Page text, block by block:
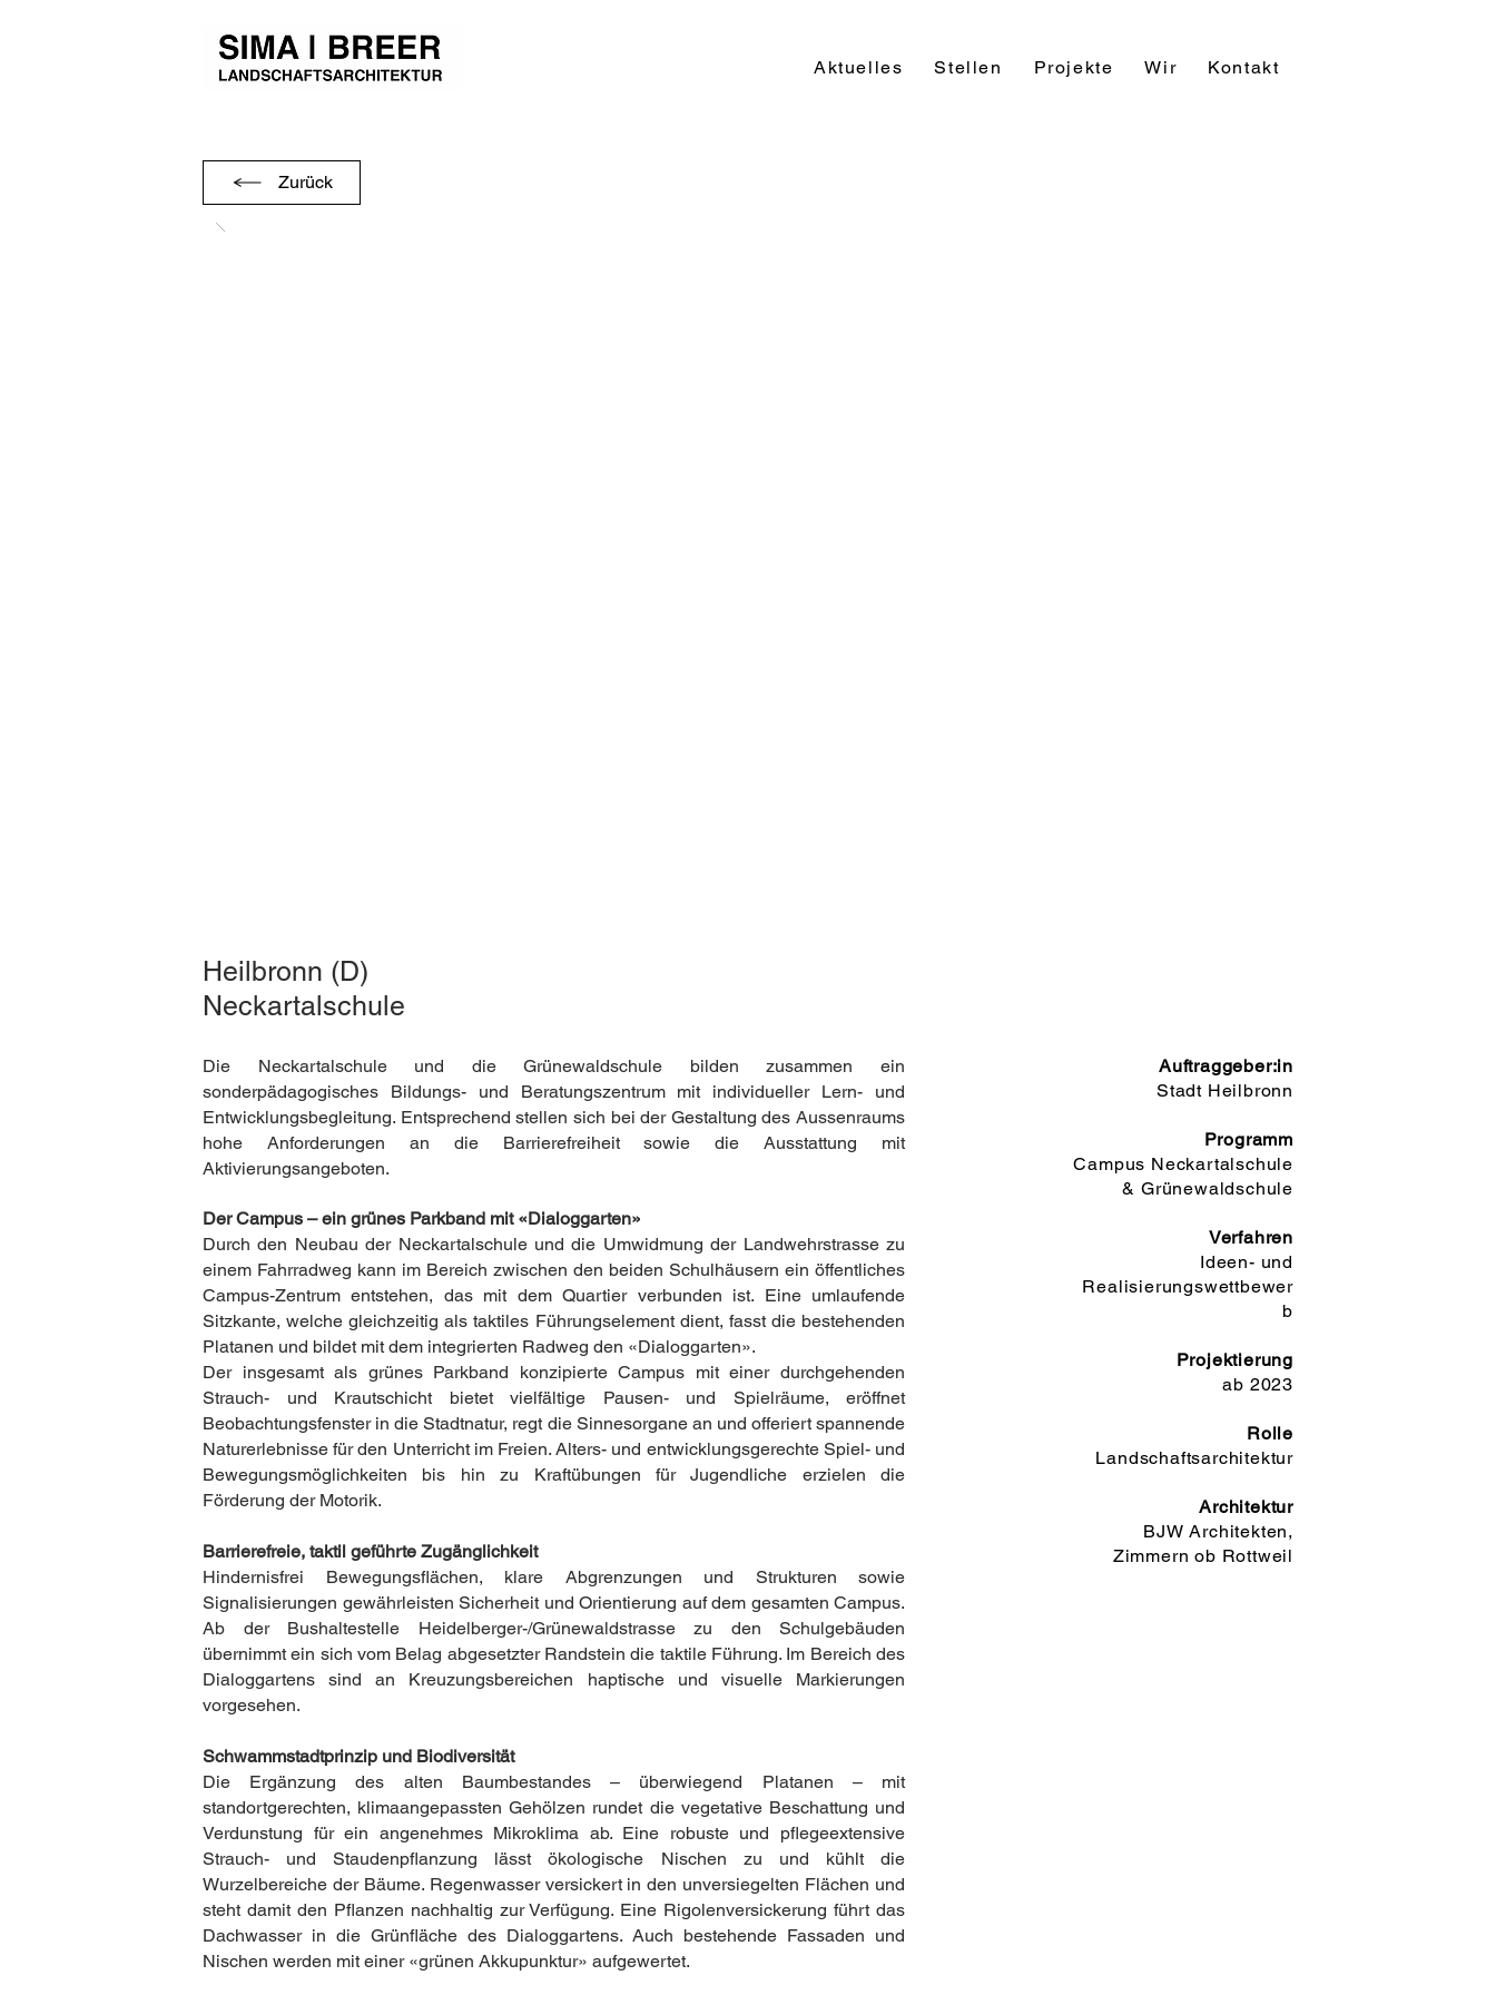
Aktuelles Stellen Projekte Wir Kontakt
Zurück
Heilbronn (D)
Neckartalschule
Die Neckartalschule und die Grünewaldschule bilden zusammen ein
sonderpädagogisches Bildungs- und Beratungszentrum mit individueller Lern- und
Entwicklungsbegleitung. Entsprechend stellen sich bei der Gestaltung des Aussenraums
hohe Anforderungen an die Barrierefreiheit sowie die Ausstattung mit
Aktivierungsangeboten.
Der Campus – ein grünes Parkband mit «Dialoggarten»
Durch den Neubau der Neckartalschule und die Umwidmung der Landwehrstrasse zu
einem Fahrradweg kann im Bereich zwischen den beiden Schulhäusern ein öffentliches
Campus-Zentrum entstehen, das mit dem Quartier verbunden ist. Eine umlaufende
Sitzkante, welche gleichzeitig als taktiles Führungselement dient, fasst die bestehenden
Platanen und bildet mit dem integrierten Radweg den «Dialoggarten».
Der insgesamt als grünes Parkband konzipierte Campus mit einer durchgehenden
Strauch- und Krautschicht bietet vielfältige Pausen- und Spielräume, eröffnet
Beobachtungsfenster in die Stadtnatur, regt die Sinnesorgane an und offeriert spannende
Naturerlebnisse für den Unterricht im Freien. Alters- und entwicklungsgerechte Spiel- und
Bewegungsmöglichkeiten bis hin zu Kraftübungen für Jugendliche erzielen die
Förderung der Motorik.
Barrierefreie, taktil geführte Zugänglichkeit
Hindernisfrei Bewegungsflächen, klare Abgrenzungen und Strukturen sowie
Signalisierungen gewährleisten Sicherheit und Orientierung auf dem gesamten Campus.
Ab der Bushaltestelle Heidelberger-/Grünewaldstrasse zu den Schulgebäuden
übernimmt ein sich vom Belag abgesetzter Randstein die taktile Führung. Im Bereich des
Dialoggartens sind an Kreuzungsbereichen haptische und visuelle Markierungen
vorgesehen.
Schwammstadtprinzip und Biodiversität
Die Ergänzung des alten Baumbestandes – überwiegend Platanen – mit
standortgerechten, klimaangepassten Gehölzen rundet die vegetative Beschattung und
Verdunstung für ein angenehmes Mikroklima ab. Eine robuste und pflegeextensive
Strauch- und Staudenpflanzung lässt ökologische Nischen zu und kühlt die
Wurzelbereiche der Bäume. Regenwasser versickert in den unversiegelten Flächen und
steht damit den Pflanzen nachhaltig zur Verfügung. Eine Rigolenversickerung führt das
Dachwasser in die Grünfläche des Dialoggartens. Auch bestehende Fassaden und
Nischen werden mit einer «grünen Akkupunktur» aufgewertet.
Auftraggeber:in
Stadt Heilbronn
Programm
Campus Neckartalschule
& Grünewaldschule
Verfahren
Ideen- und
Realisierungswettbewer
b
Projektierung
ab 2023
Rolle
Landschaftsarchitektur
Architektur
BJW Architekten,
Zimmern ob Rottweil